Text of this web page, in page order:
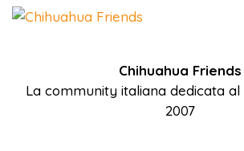
Chihuahua Friends
La community italiana dedicata al
2007